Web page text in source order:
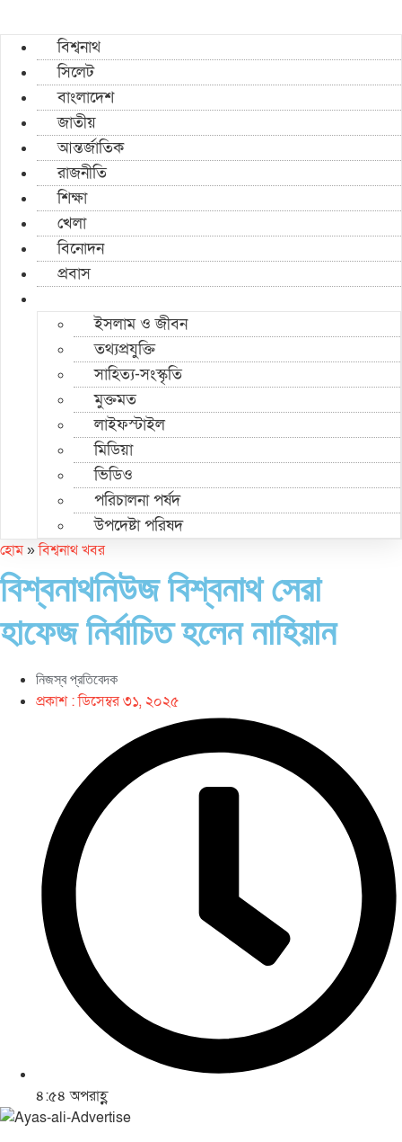
বিশ্বনাথ
সিলেট
বাংলাদেশ
জাতীয়
আন্তর্জাতিক
রাজনীতি
শিক্ষা
খেলা
বিনোদন
প্রবাস
ইসলাম ও জীবন
তথ্যপ্রযুক্তি
সাহিত্য-সংস্কৃতি
মুক্তমত
লাইফস্টাইল
মিডিয়া
ভিডিও
পরিচালনা পর্ষদ
উপদেষ্টা পরিষদ
হোম»বিশ্বনাথ খবর
বিশ্বনাথনিউজ বিশ্বনাথ সেরা
হাফেজ নির্বাচিত হলেন নাহিয়ান
নিজস্ব প্রতিবেদক
প্রকাশ :ডিসেম্বর ৩১, ২০২৫
৪:৫৪ অপরাহ্ণ